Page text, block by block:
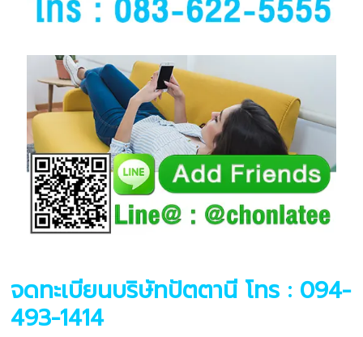
จดทะเบียนบริษัทปัตตานีโทร : 094-
493-1414